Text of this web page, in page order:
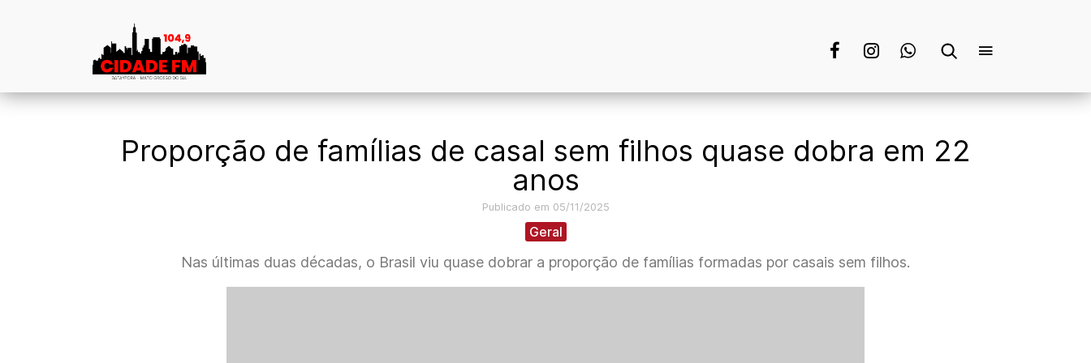
Proporção de famílias de casal sem filhos quase dobra em 22
anos
Publicado em 05/11/2025
Geral
Nas últimas duas décadas, o Brasil viu quase dobrar a proporção de famílias formadas por casais sem filhos.